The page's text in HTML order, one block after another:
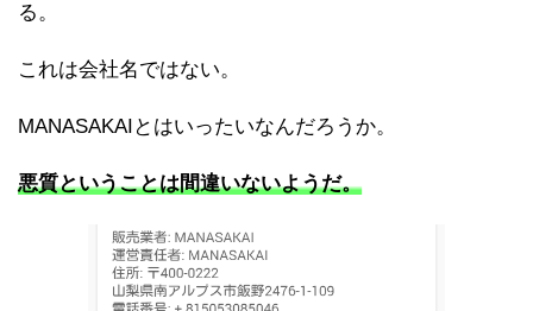
る。
これは会社名ではない。
MANASAKAIとはいったいなんだろうか。
悪質ということは間違いないようだ。